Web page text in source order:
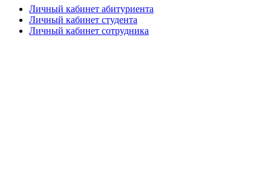
Личный кабинет абитуриента
Личный кабинет студента
Личный кабинет сотрудника